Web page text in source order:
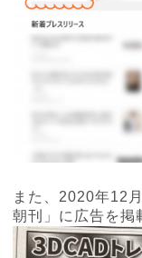
また、2020年12
朝刊」に広告を掲